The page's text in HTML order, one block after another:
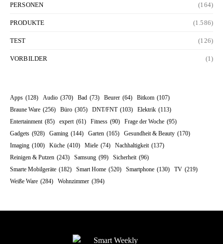
PERSONEN (164)
PRODUKTE (1.586)
TEST (126)
VORBILDER (1)
Apps (128) Audio (370) Bad (73) Beurer (64) Bitkom (107)
Braune Ware (256) Büro (305) DNT/FNT (103) Elektrik (113)
Entertainment (85) expert (61) Fitness (90) Frage der Woche (95)
Gadgets (928) Gaming (144) Garten (165) Gesundheit & Beauty (170)
Imaging (100) Küche (410) Miele (74) Nachhaltigkeit (137)
Reinigen & Putzen (243) Samsung (99) Sicherheit (96)
Smarte Mobilgeräte (182) Smart Home (520) Smartphone (130) TV (219)
Weiße Ware (284) Wohnzimmer (394)